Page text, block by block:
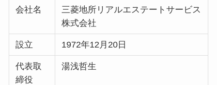
会社名
三菱地所リアルエステートサービス
株式会社
設立 1972年12月20日
代表取
締役
湯浅哲生